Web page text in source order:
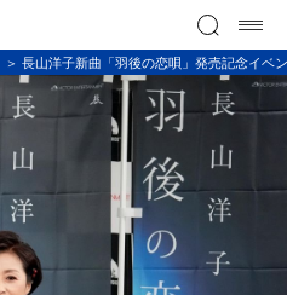
長山洋子新曲「羽後の恋唄」発売記念イベ